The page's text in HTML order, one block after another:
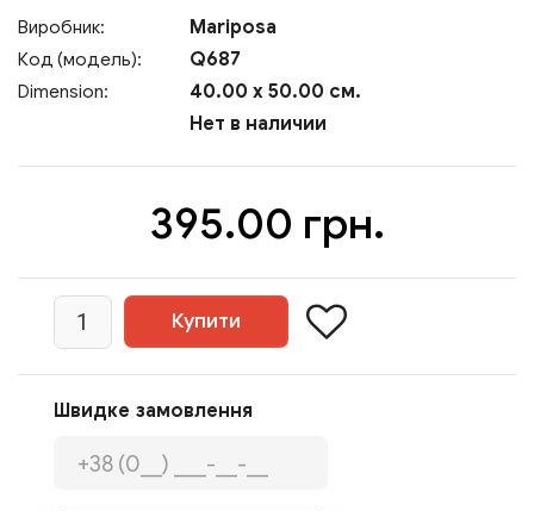
Виробник: Mariposa
Код (модель): Q687
Dimension:
40.00 x 50.00 см.
Нет в наличии
395.00 грн.
Швидке замовлення